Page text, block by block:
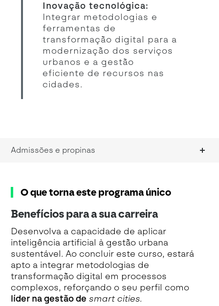
Inovação tecnológica:
Integrar metodologias e
ferramentas de
transformação digital para a
modernização dos serviços
urbanos e a gestão
eficiente de recursos nas
cidades.
Admissões e propinas
O que torna este programa único
Benefícios para a sua carreira
Desenvolva a capacidade de aplicar
inteligência artificial à gestão urbana
sustentável. Ao concluir este curso, estará
apto a integrar metodologias de
transformação digital em processos
complexos, reforçando o seu perfil como
líder na gestão de smart cities.